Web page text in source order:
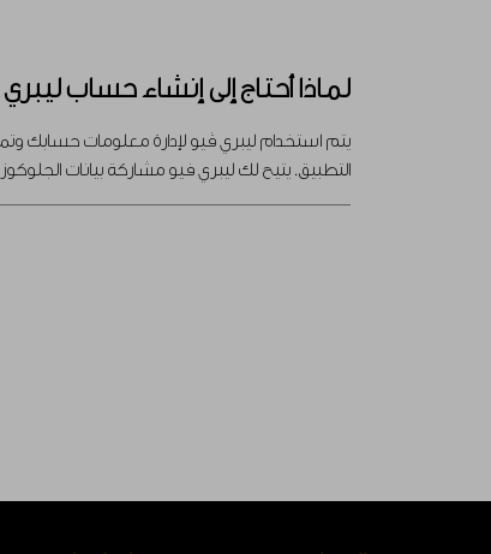
لماذا أحتاج إلى إنشاء حساب
يتم استخدام ليبري ڤيو لإدارة معلومات حسابك
التطبيق. يتيح لك ليبري فيو مشاركة بيانات